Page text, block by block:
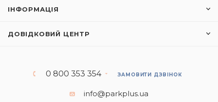
ІНФОРМАЦІЯ
ДОВІДКОВИЙ ЦЕНТР
0 800 353 354 ЗАМОВИТИ ДЗВІНОК
info@parkplus.ua